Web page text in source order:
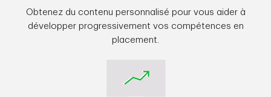
Obtenez du contenu personnalisé pour vous aider à
développer progressivement vos compétences en
placement.